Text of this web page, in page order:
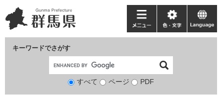
ー
ジ
ニ
ュ
て
キーワードでさがす
検
すべて ページ PDF
メ
ニ
ー
色・
文
language